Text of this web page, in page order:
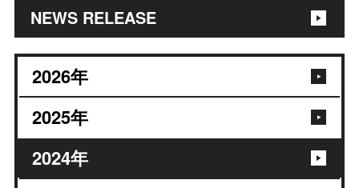
NEWS RELEASE
2026年
2025年
2024年